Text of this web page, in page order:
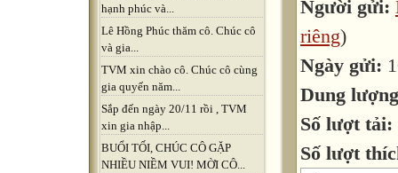
hạnh phúc và...
Lê Hồng Phúc thăm cô. Chúc cô
và gia...
TVM xin chào cô. Chúc cô cùng
gia quyến năm...
Sắp đến ngày 20/11 rồi , TVM
xin gia nhập...
BUỔI TỐI, CHÚC CÔ GẶP
NHIỀU NIỀM VUI! MỜI CÔ...
Người gửi:
riêng)
Ngày gửi:
Dung
Số lượt tải:
Số lượt